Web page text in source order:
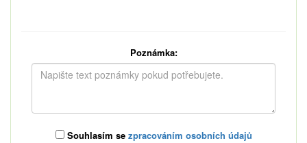
Poznámka:
Souhlasím se zpracováním osobních údajů